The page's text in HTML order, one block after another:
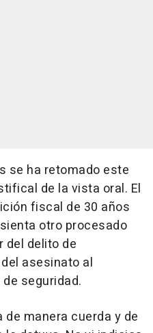
se ha retomado este
de la vista oral. El
fiscal de 30 años
otro procesado
del delito de
asesinato al
seguridad.
manera cuerda y de